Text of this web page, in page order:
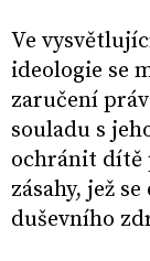
Ve
ideologie se
zaručení
souladu s
ochránit dítě
zásahy, jež
duševního